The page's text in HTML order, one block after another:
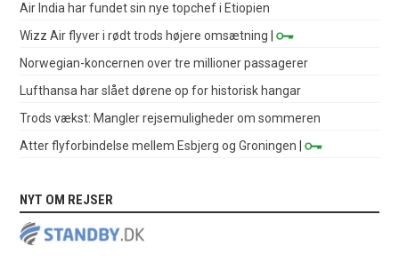
Air India har fundet sin nye topchef i Etiopien
Wizz Air flyver i rødt trods højere omsætning |
Norwegian-koncernen over tre millioner passagerer
Lufthansa har slået dørene op for historisk hangar
Trods vækst: Mangler rejsemuligheder om sommeren
Atter flyforbindelse mellem Esbjerg og Groningen |
NYT OM REJSER